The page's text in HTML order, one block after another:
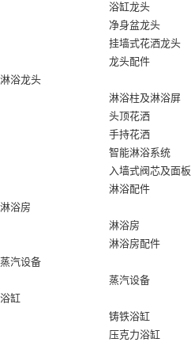
浴缸龙头
净身盆龙头
挂墙式花洒龙头
龙头配件
淋浴龙头
淋浴柱及淋浴屏
头顶花洒
手持花洒
智能淋浴系统
入墙式阀芯及面板
淋浴配件
淋浴房
淋浴房
淋浴房配件
蒸汽设备
蒸汽设备
浴缸
铸铁浴缸
压克力浴缸